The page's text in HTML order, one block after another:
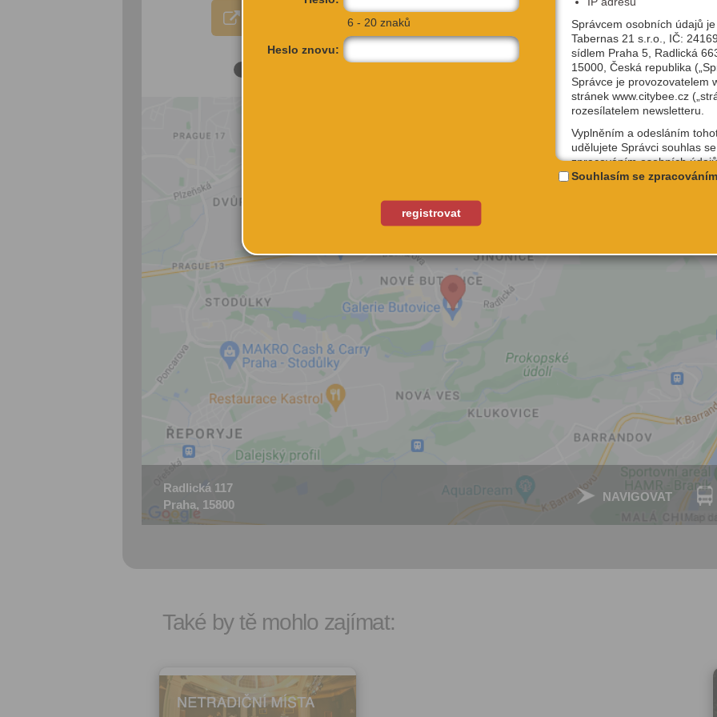
VÍCE INFORMACÍ
Radlická 117
Praha, 15800
NAVIGOVAT
Také by tě mohlo zajímat:
6 - 20 znaků
Heslo znovu:
registrovat
Správcem osobních údajů
Tabernas 21 s.r.o., IČ:
sídlem Praha 5, Radlická
15000, Česká republika
Správce je provozovatelem
stránek www.citybee.cz
rozesílatelem newsletteru.
Vyplněním a odesláním
udělujete Správci souhlas se
zpracováním osobních
uživatelské jméno, email, IP
na webu www.citybee.cz.
Zaškrtnutím políčka „Chci se
jako uživatel“ nebo „Chci
zpracováním osobních
vytvoření Vašeho
nezbytného pro přihlášení
webových stránkách a
základních funkcí. Souhlas
dobu existence
jeho odstranění, nebo do
Vašeho souhlasu se
osobních údajů pro tento
Vyplněním a odesláním
Souhlasím se